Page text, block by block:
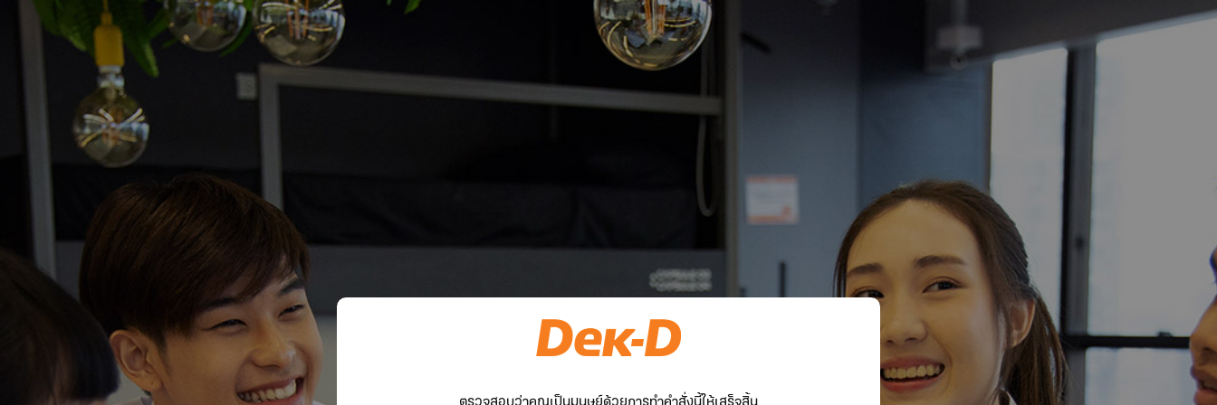
ตรวจสอบว่าคุณเป็นมนุษย์ด้วยการทำคำสั่งนี้ให้เสร็จสิ้น